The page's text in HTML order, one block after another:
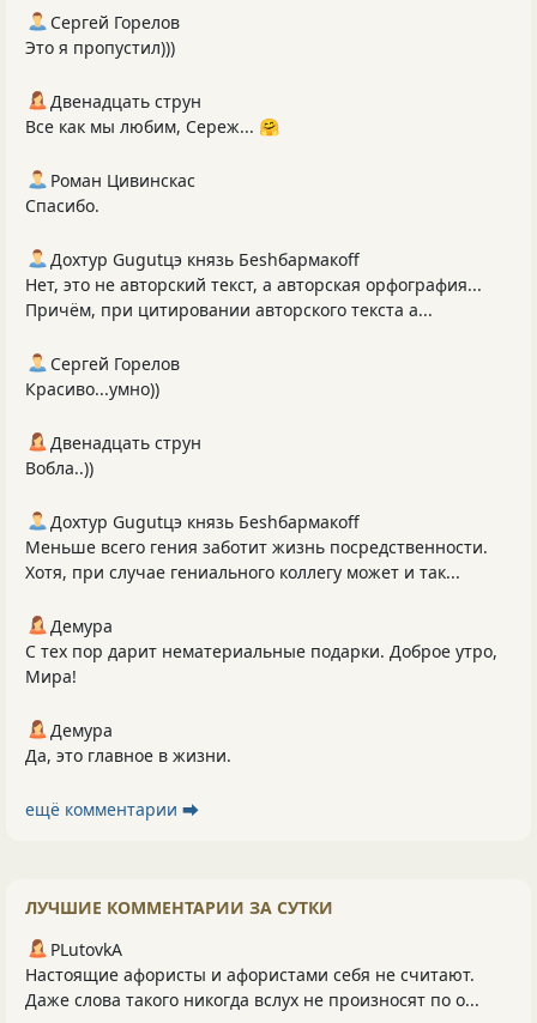
Сергей Горелов
Это я пропустил)))
Двенадцать струн
Все как мы любим, Сереж... 🤗
Роман Цивинскас
Спасибо.
Дохтур Gugutцэ князь Беshбармакоff
Нет, это не авторский текст, а авторская орфография...
Причём, при цитировании авторского текста а...
Сергей Горелов
Красиво...умно))
Двенадцать струн
Вобла..))
Дохтур Gugutцэ князь Беshбармакоff
Меньше всего гения заботит жизнь посредственности.
Хотя, при случае гениального коллегу может и так...
Демура
С тех пор дарит нематериальные подарки. Доброе утро,
Мира!
Демура
Да, это главное в жизни.
ещё комментарии ⮕
ЛУЧШИЕ КОММЕНТАРИИ ЗА СУТКИ
PLutоvkА
Настоящие афористы и афористами себя не считают.
Даже слова такого никогда вслух не произносят по о...